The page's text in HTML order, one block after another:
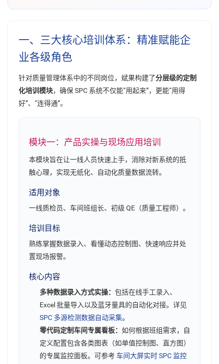
一、三大核心培训体系：精准赋能企
业各级角色
针对质量管理体系中的不同岗位，斌果构建了分层级的定制
化培训模块，确保 SPC 系统不仅能“用起来”，更能“用得
好”、“连得通”。
模块一：产品实操与现场应用培训
本模块旨在让一线人员快速上手，消除对新系统的抵
触心理，实现无纸化、自动化质量数据流转。
适用对象
一线质检员、车间班组长、初级 QE（质量工程师）。
培训目标
熟练掌握数据录入、看懂动态控制图、快速响应并处
置现场报警。
核心内容
多种数据录入方式实操： 包括在线手工录入、
Excel 批量导入以及蓝牙量具的自动化对接。详见
SPC 多源检测数据自动采集。
零代码定制车间专属看板： 如何根据班组需求，自
定义配置包含各类图表（如单值控制图、直方图）
的专属监控面板。可参考车间大屏实时 SPC 监控